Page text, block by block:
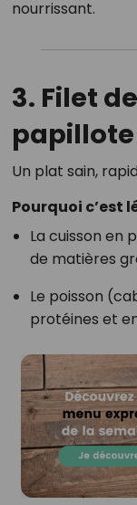
nourrissant.
3. Filet
papillote
Un plat sain,
Pourquoi c’est
La cuisson en
de matières
Le poisson
protéines et